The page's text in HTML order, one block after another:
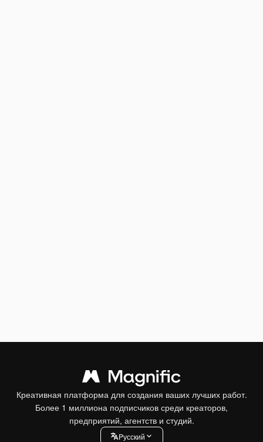
Креативная платформа для создания ваших лучших работ.
Более 1 миллиона подписчиков среди креаторов,
предприятий, агентств и студий.
Pусский